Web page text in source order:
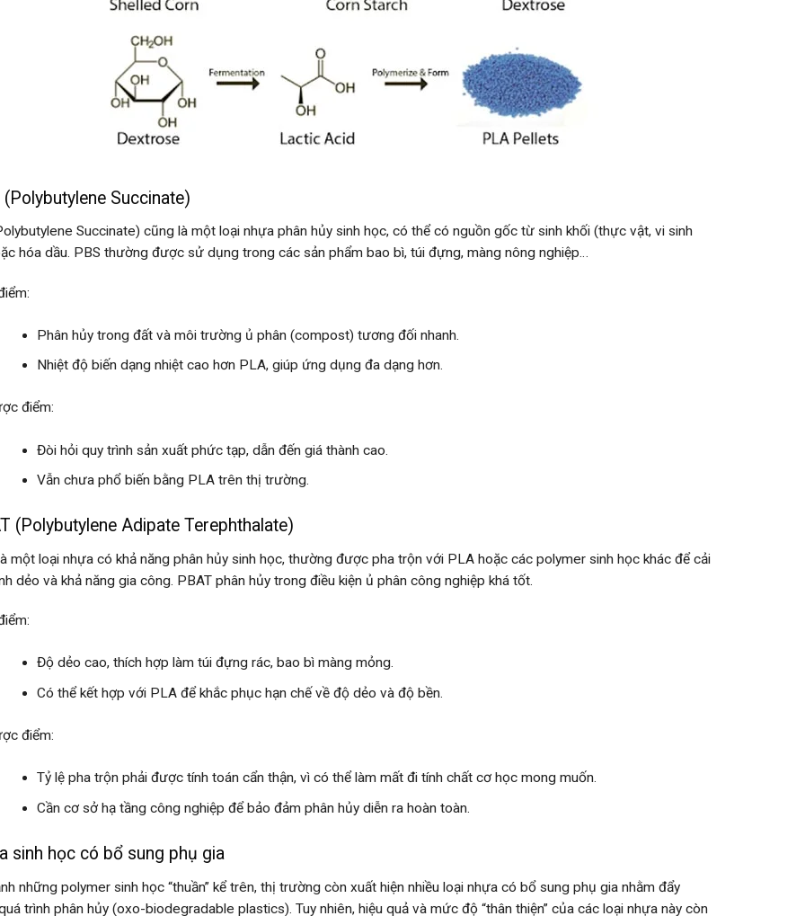
Succinate)
Succinate) cũng là một loại nhựa phân hủy sinh học, có thể có nguồn gốc từ sinh khối (thực vật, vi sinh
hóa dầu. PBS thường được sử dụng trong các sản phẩm bao bì, túi đựng, màng nông nghiệp…
Phân hủy trong đất và môi trường ủ phân (compost) tương đối nhanh.
Nhiệt độ biến dạng nhiệt cao hơn PLA, giúp ứng dụng đa dạng hơn.
điểm:
Đòi hỏi quy trình sản xuất phức tạp, dẫn đến giá thành cao.
Vẫn chưa phổ biến bằng PLA trên thị trường.
(Polybutylene Adipate Terephthalate)
một loại nhựa có khả năng phân hủy sinh học, thường được pha trộn với PLA hoặc các polymer sinh học khác để cải
dẻo và khả năng gia công. PBAT phân hủy trong điều kiện ủ phân công nghiệp khá tốt.
Độ dẻo cao, thích hợp làm túi đựng rác, bao bì màng mỏng.
Có thể kết hợp với PLA để khắc phục hạn chế về độ dẻo và độ bền.
điểm:
Tỷ lệ pha trộn phải được tính toán cẩn thận, vì có thể làm mất đi tính chất cơ học mong muốn.
Cần cơ sở hạ tầng công nghiệp để bảo đảm phân hủy diễn ra hoàn toàn.
sinh học có bổ sung phụ gia
những polymer sinh học “thuần” kể trên, thị trường còn xuất hiện nhiều loại nhựa có bổ sung phụ gia nhằm đẩy
trình phân hủy (oxo-biodegradable plastics). Tuy nhiên, hiệu quả và mức độ “thân thiện” của các loại nhựa này còn